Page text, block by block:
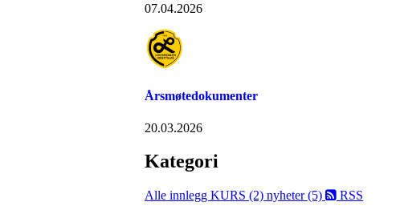
07.04.2026
Årsmøtedokumenter
20.03.2026
Kategori
Alle innlegg KURS (2) nyheter (5) RSS